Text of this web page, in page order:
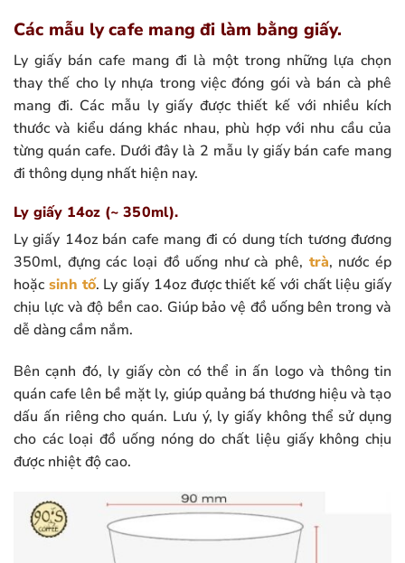
Các mẫu ly cafe mang đi làm bằng giấy.
Ly giấy bán cafe mang đi là một trong những lựa chọn
thay thế cho ly nhựa trong việc đóng gói và bán cà phê
mang đi. Các mẫu ly giấy được thiết kế với nhiều kích
thước và kiểu dáng khác nhau, phù hợp với nhu cầu của
từng quán cafe. Dưới đây là 2 mẫu ly giấy bán cafe mang
đi thông dụng nhất hiện nay.
Ly giấy 14oz (~ 350ml).
Ly giấy 14oz bán cafe mang đi có dung tích tương đương
350ml, đựng các loại đồ uống như cà phê, trà, nước ép
hoặc sinh tố. Ly giấy 14oz được thiết kế với chất liệu giấy
chịu lực và độ bền cao. Giúp bảo vệ đồ uống bên trong và
dễ dàng cầm nắm.
Bên cạnh đó, ly giấy còn có thể in ấn logo và thông tin
quán cafe lên bề mặt ly, giúp quảng bá thương hiệu và tạo
dấu ấn riêng cho quán. Lưu ý, ly giấy không thể sử dụng
cho các loại đồ uống nóng do chất liệu giấy không chịu
được nhiệt độ cao.